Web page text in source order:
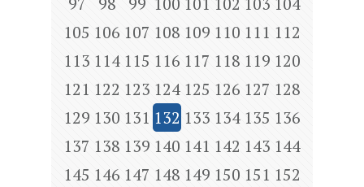
105 106 107 108 109 110 111 112
113 114 115 116 117 118 119 120
121 122 123 124 125 126 127 128
129 130 131 132 133 134 135 136
137 138 139 140 141 142 143 144
145 146 147 148 149 150 151 152